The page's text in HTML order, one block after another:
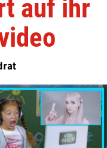
auf ihr